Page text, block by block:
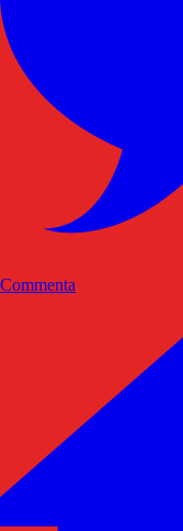
Commenta